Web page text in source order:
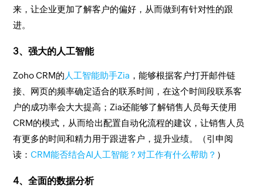
来，让企业更加了解客户的偏好，从而做到有针对性的跟
进。
3、强大的人工智能
Zoho CRM的 人工智能助手Zia ，能够根据客户打开邮件链
接、网页的频率确定适合的联系时间，在这个时间段联系客
户的成功率会大大提高；Zia还能够了解销售人员每天使用
CRM的模式，从而给出配置自动化流程的建议，让销售人员
有更多的时间和精力用于跟进客户，提升业绩。（引申阅
读：CRM能否结合AI人工智能？对工作有什么帮助？ ）
4、全面的数据分析